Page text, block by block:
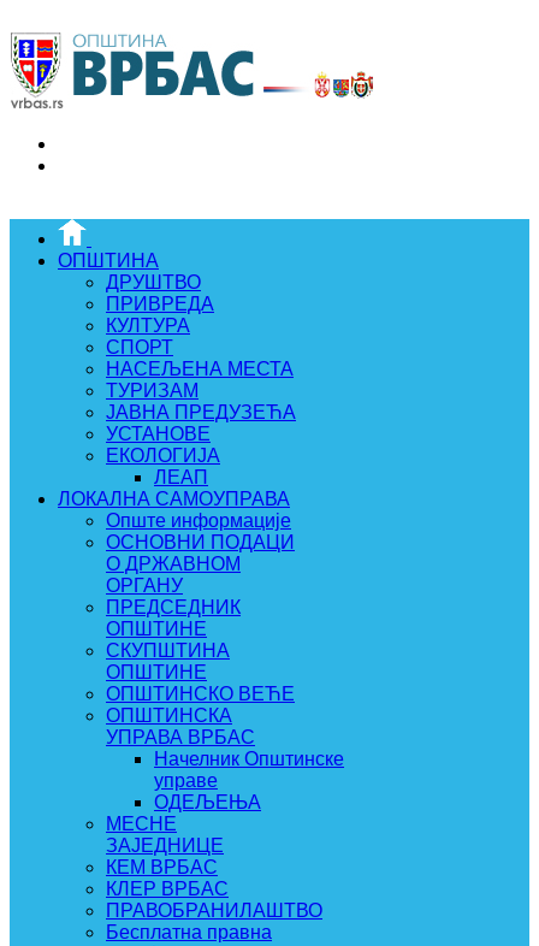
ОПШТИНА
ДРУШТВО
ПРИВРЕДА
КУЛТУРА
СПОРТ
НАСЕЉЕНА МЕСТА
ТУРИЗАМ
ЈАВНА ПРЕДУЗЕЋА
УСТАНОВЕ
ЕКОЛОГИЈА
ЛЕАП
ЛОКАЛНА САМОУПРАВА
Опште информације
ОСНОВНИ ПОДАЦИ
О ДРЖАВНОМ
ОРГАНУ
ПРЕДСЕДНИК
ОПШТИНЕ
СКУПШТИНА
ОПШТИНЕ
ОПШТИНСКО ВЕЋЕ
ОПШТИНСКА
УПРАВА ВРБАС
Начелник Општинске
управе
ОДЕЉЕЊА
МЕСНЕ
ЗАЈЕДНИЦЕ
КЕМ ВРБАС
КЛЕР ВРБАС
ПРАВОБРАНИЛАШТВО
Бесплатна правна